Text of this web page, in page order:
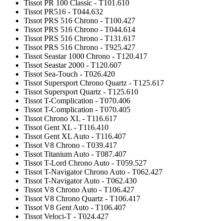
Tissot PR 100 Classic - T101.610
Tissot PR516 - T044.632
Tissot PRS 516 Chrono - T100.427
Tissot PRS 516 Chrono - T044.614
Tissot PRS 516 Chrono - T131.617
Tissot PRS 516 Chrono - T925.427
Tissot Seastar 1000 Chrono - T120.417
Tissot Seastar 2000 - T120.607
Tissot Sea-Touch - T026.420
Tissot Supersport Chrono Quartz - T125.617
Tissot Supersport Quartz - T125.610
Tissot T-Complication - T070.406
Tissot T-Complication - T070.405
Tissot Chrono XL - T116.617
Tissot Gent XL - T116.410
Tissot Gent XL Auto - T116.407
Tissot V8 Chrono - T039.417
Tissot Titanium Auto - T087.407
Tissot T-Lord Chrono Auto - T059.527
Tissot T-Navigator Chrono Auto - T062.427
Tissot T-Navigator Auto - T062.430
Tissot V8 Chrono Auto - T106.427
Tissot V8 Chrono Quartz - T106.417
Tissot V8 Gent Auto - T106.407
Tissot Veloci-T - T024.427